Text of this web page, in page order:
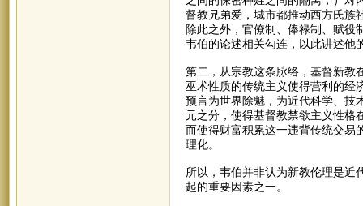
督教兄弟爱，城市都推动西方氏族
除此之外，官僚制、俸禄制、赋役
韦伯的论述相关勾连，以此讲述他
第二，从宗教这条脉络，基督新教
巫术性质的传统主义使得营利的经
预言为世界除魅，为近代科学、技
元之分，使得基督教禁欲主义性格
而使得财富积累这一违背传统交易
理化。
所以，韦伯并非认为新教伦理是近
起的重要因素之一。